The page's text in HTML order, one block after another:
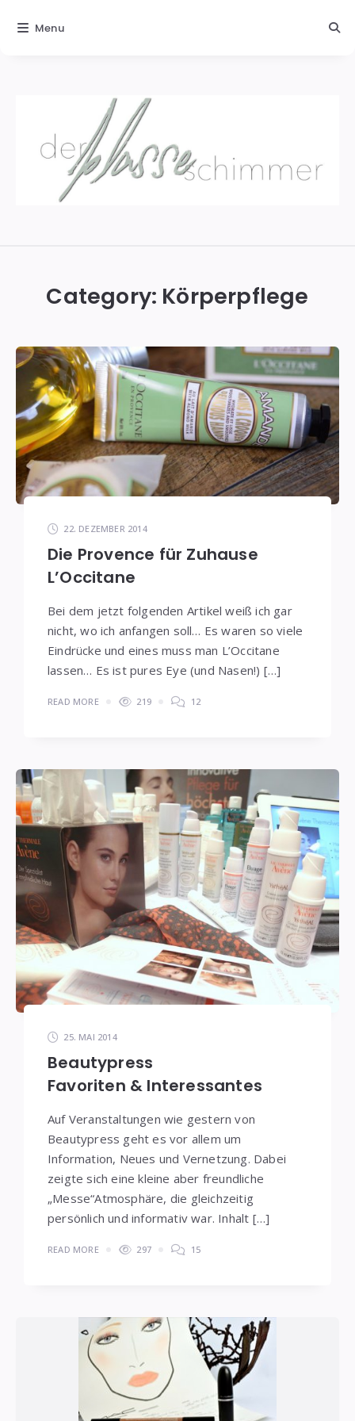
Category: Körperpflege
22. DEZEMBER 2014
Die Provence für Zuhause
L’Occitane
Bei dem jetzt folgenden Artikel weiß ich gar
nicht, wo ich anfangen soll… Es waren so viele
Eindrücke und eines muss man L’Occitane
lassen… Es ist pures Eye (und Nasen!) […]
READ MORE 219 12
25. MAI 2014
Beautypress
Favoriten & Interessantes
Auf Veranstaltungen wie gestern von
Beautypress geht es vor allem um
Information, Neues und Vernetzung. Dabei
zeigte sich eine kleine aber freundliche
„Messe“Atmosphäre, die gleichzeitig
persönlich und informativ war. Inhalt […]
READ MORE 297 15
Menu